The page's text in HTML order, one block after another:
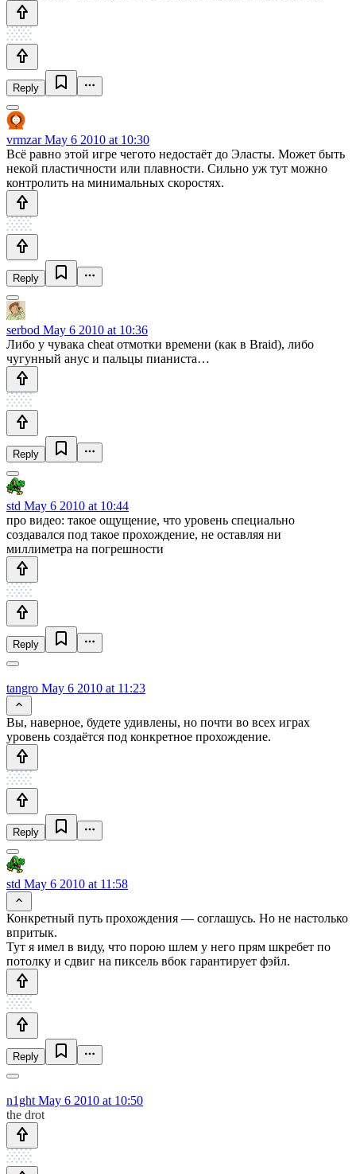
Reply
vrmzarMay 6 2010 at 10:30
Всё равно этой игре чегото недостаёт до Эласты. Может быть
некой пластичности или плавности. Сильно уж тут можно
контролить на минимальных скоростях.
Reply
serbod May 6 2010 at 10:36
Либо у чувака cheat отмотки времени (как в Braid), либо
чугунный анус и пальцы пианиста…
Reply
std May 6 2010 at 10:44
про видео: такое ощущение, что уровень специально
создавался под такое прохождение, не оставляя ни
миллиметра на погрешности
Reply
tangro May 6 2010 at 11:23
Вы, наверное, будете удивлены, но почти во всех играх
уровень создаётся под конкретное прохождение.
Reply
std May 6 2010 at 11:58
Конкретный путь прохождения — соглашусь. Но не настолько
впритык.
Тут я имел в виду, что порою шлем у него прям шкребет по
потолку и сдвиг на пиксель вбок гарантирует фэйл.
Reply
n1ght May 6 2010 at 10:50
the drot